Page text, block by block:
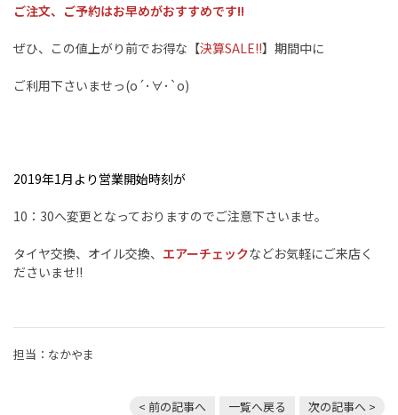
ご注文、ご予約はお早めがおすすめです!!
ぜひ、この値上がり前でお得な【決算SALE!!】期間中に
ご利用下さいませっ(o´･∀･`o)
2019年1月より営業開始時刻が
10：30へ変更となっておりますのでご注意下さいませ。
タイヤ交換、オイル交換、 エアーチェックなどお気軽にご来店く
ださいませ!!
担当：なかやま
< 前の記事へ 一覧へ戻る 次の記事へ >